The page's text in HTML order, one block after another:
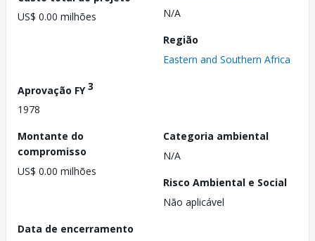
US$ 0.00 milhões
N/A
Região
Eastern and Southern Africa
Aprovação FY3
1978
Montante do
compromisso
US$ 0.00 milhões
Categoria ambiental
N/A
Risco Ambiental e Social
Não aplicável
Data de encerramento